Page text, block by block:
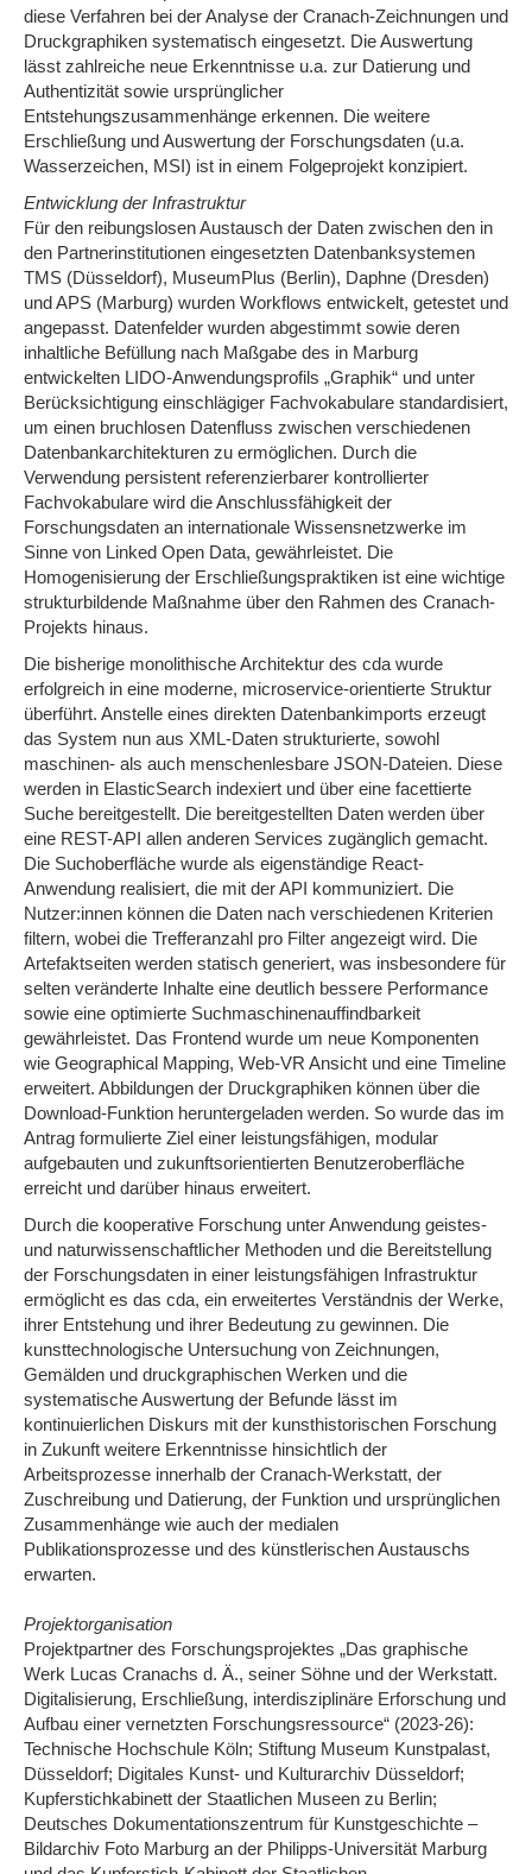
diese Verfahren bei der Analyse der Cranach-Zeichnungen und
Druckgraphiken systematisch eingesetzt. Die Auswertung
lässt zahlreiche neue Erkenntnisse u.a. zur Datierung und
Authentizität sowie ursprünglicher
Entstehungszusammenhänge erkennen. Die weitere
Erschließung und Auswertung der Forschungsdaten (u.a.
Wasserzeichen, MSI) ist in einem Folgeprojekt konzipiert.
Entwicklung der Infrastruktur
Für den reibungslosen Austausch der Daten zwischen den in
den Partnerinstitutionen eingesetzten Datenbanksystemen
TMS (Düsseldorf), MuseumPlus (Berlin), Daphne (Dresden)
und APS (Marburg) wurden Workflows entwickelt, getestet und
angepasst. Datenfelder wurden abgestimmt sowie deren
inhaltliche Befüllung nach Maßgabe des in Marburg
entwickelten LIDO-Anwendungsprofils „Graphik“ und unter
Berücksichtigung einschlägiger Fachvokabulare standardisiert,
um einen bruchlosen Datenfluss zwischen verschiedenen
Datenbankarchitekturen zu ermöglichen. Durch die
Verwendung persistent referenzierbarer kontrollierter
Fachvokabulare wird die Anschlussfähigkeit der
Forschungsdaten an internationale Wissensnetzwerke im
Sinne von Linked Open Data, gewährleistet. Die
Homogenisierung der Erschließungspraktiken ist eine wichtige
strukturbildende Maßnahme über den Rahmen des Cranach-
Projekts hinaus.
Die bisherige monolithische Architektur des cda wurde
erfolgreich in eine moderne, microservice-orientierte Struktur
überführt. Anstelle eines direkten Datenbankimports erzeugt
das System nun aus XML-Daten strukturierte, sowohl
maschinen- als auch menschenlesbare JSON-Dateien. Diese
werden in ElasticSearch indexiert und über eine facettierte
Suche bereitgestellt. Die bereitgestellten Daten werden über
eine REST-API allen anderen Services zugänglich gemacht.
Die Suchoberfläche wurde als eigenständige React-
Anwendung realisiert, die mit der API kommuniziert. Die
Nutzer:innen können die Daten nach verschiedenen Kriterien
filtern, wobei die Trefferanzahl pro Filter angezeigt wird. Die
Artefaktseiten werden statisch generiert, was insbesondere für
selten veränderte Inhalte eine deutlich bessere Performance
sowie eine optimierte Suchmaschinenauffindbarkeit
gewährleistet. Das Frontend wurde um neue Komponenten
wie Geographical Mapping, Web-VR Ansicht und eine Timeline
erweitert. Abbildungen der Druckgraphiken können über die
Download-Funktion heruntergeladen werden. So wurde das im
Antrag formulierte Ziel einer leistungsfähigen, modular
aufgebauten und zukunftsorientierten Benutzeroberfläche
erreicht und darüber hinaus erweitert.
Durch die kooperative Forschung unter Anwendung geistes-
und naturwissenschaftlicher Methoden und die Bereitstellung
der Forschungsdaten in einer leistungsfähigen Infrastruktur
ermöglicht es das cda, ein erweitertes Verständnis der Werke,
ihrer Entstehung und ihrer Bedeutung zu gewinnen. Die
kunsttechnologische Untersuchung von Zeichnungen,
Gemälden und druckgraphischen Werken und die
systematische Auswertung der Befunde lässt im
kontinuierlichen Diskurs mit der kunsthistorischen Forschung
in Zukunft weitere Erkenntnisse hinsichtlich der
Arbeitsprozesse innerhalb der Cranach-Werkstatt, der
Zuschreibung und Datierung, der Funktion und ursprünglichen
Zusammenhänge wie auch der medialen
Publikationsprozesse und des künstlerischen Austauschs
erwarten.
Projektorganisation
Projektpartner des Forschungsprojektes „Das graphische
Werk Lucas Cranachs d. Ä., seiner Söhne und der Werkstatt.
Digitalisierung, Erschließung, interdisziplinäre Erforschung und
Aufbau einer vernetzten Forschungsressource“ (2023-26):
Technische Hochschule Köln; Stiftung Museum Kunstpalast,
Düsseldorf; Digitales Kunst- und Kulturarchiv Düsseldorf;
Kupferstichkabinett der Staatlichen Museen zu Berlin;
Deutsches Dokumentationszentrum für Kunstgeschichte –
Bildarchiv Foto Marburg an der Philipps-Universität Marburg